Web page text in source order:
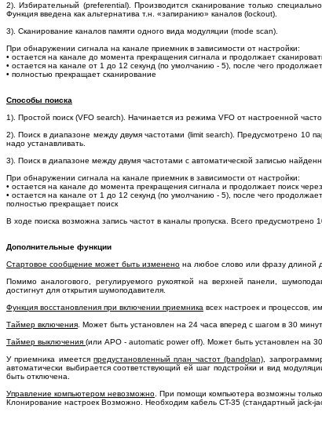
2). Избирательный (рreferential). Производится сканирование только
Функция введена как альтернатива т.н. «запиранию» каналов (lockout).
3). Сканирование каналов памяти одного вида модуляции (mode scan).
При обнаружении сигнала на канале приемник в зависимости от настройки:
• остается на канале до момента прекращения сигнала и продолжает
• остается на канале от 1 до 12 секунд (по умолчанию - 5), после чего
• полностью прекращает сканирование
Способы поиска
1). Простой поиск (VFO search). Начинается из режима VFO от настроенной
2). Поиск в диапазоне между двумя частотами (limit search). Предусмотрено 10
надо устанавливать.
3). Поиск в диапазоне между двумя частотами с автоматической записью
При обнаружении сигнала на канале приемник в зависимости от настройки:
• остается на канале до момента прекращения сигнала и продолжает поиск
• остается на канале от 1 до 12 секунд (по умолчанию - 5), после чего
полностью прекращает поиск
В ходе поиска возможна запись частот в каналы пропуска. Всего предусмотрено
Дополнительные функции
Стартовое сообщение может быть изменено на любое слово или фразу длиной
Помимо аналогового, регулируемого рукояткой на верхней панели,
достигнут для открытия шумоподавителя.
Функция восстановления при включении приемника всех настроек и процессов,
Таймер включения . Может быть установлен на 24 часа вперед с шагом в 30 минут.
Таймер выключения (или АРО - automatic power off). Может быть установлен на
У приемника имеетсяпредустановленный план частот (bandplan) ,
автоматически выбирается соответствующий ей шаг подстройки и вид
быть отключена.
Управление компьютером невозможно . При помощи компьютера возможны
Клонирование настроек Возможно. Необходим кабель CT-35 (стандартный jack-